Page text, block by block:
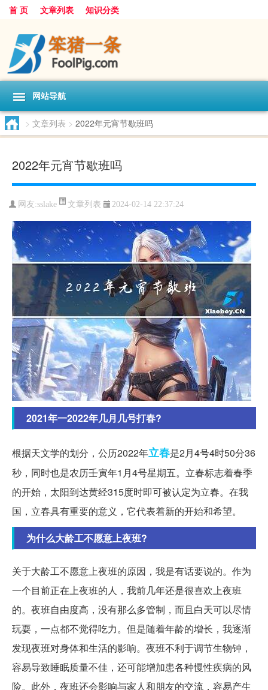
首 页 文章列表 知识分类
网站导航
> 文章列表 > 2022年元宵节歇班吗
2022年元宵节歇班吗
网友:sslake 文章列表 2024-02-14 22:37:24
2021年一2022年几月几号打春?
根据天文学的划分，公历2022年立春是2月4号4时50分36
秒，同时也是农历壬寅年1月4号星期五。立春标志着春季
的开始，太阳到达黄经315度时即可被认定为立春。在我
国，立春具有重要的意义，它代表着新的开始和希望。
为什么大龄工不愿意上夜班?
关于大龄工不愿意上夜班的原因，我是有话要说的。作为
一个目前正在上夜班的人，我前几年还是很喜欢上夜班
的。夜班自由度高，没有那么多管制，而且白天可以尽情
玩耍，一点都不觉得吃力。但是随着年龄的增长，我逐渐
发现夜班对身体和生活的影响。夜班不利于调节生物钟，
容易导致睡眠质量不佳，还可能增加患各种慢性疾病的风
险。此外，夜班还会影响与家人和朋友的交流，容易产生